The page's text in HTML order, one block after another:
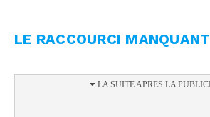
LE RACCOURCI MANQUANT